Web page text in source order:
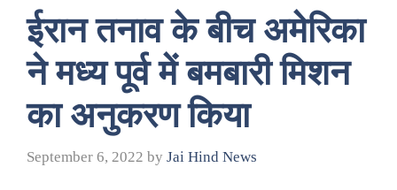
ईरान तनाव के बीच अमेरिका
ने मध्य पूर्व में बमबारी मिशन
का अनुकरण किया
September 6, 2022 by Jai Hind News